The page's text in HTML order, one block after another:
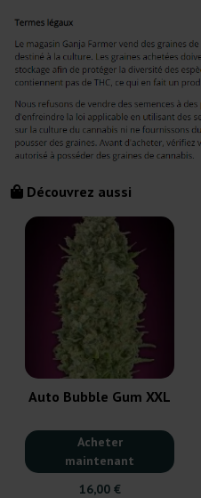
Découvrez aussi
Auto Bubble Gum XXL
Acheter
maintenant
16,00 €